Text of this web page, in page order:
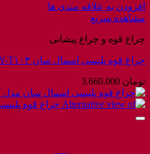
افزودن به علاقه مندی ها
مشاهده سریع
چراغ قوه و چراغ پیشانی
چراغ قوه پلیسی اسمال سان ZY-T۱۰۳
تومان